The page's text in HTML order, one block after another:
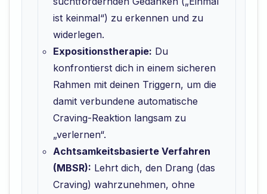
ist keinmal“) zu erkennen und zu
widerlegen.
Expositionstherapie: Du
konfrontierst dich in einem sicheren
Rahmen mit deinen Triggern, um die
damit verbundene automatische
Craving-Reaktion langsam zu
„verlernen“.
Achtsamkeitsbasierte Verfahren
(MBSR): Lehrt dich, den Drang (das
Craving) wahrzunehmen, ohne